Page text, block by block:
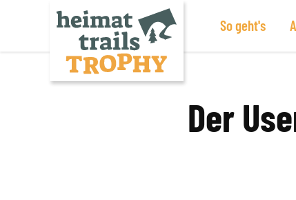
So geht's
Der